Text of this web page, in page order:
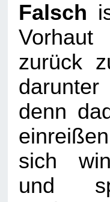
Falsch
zurück
denn
sich
und